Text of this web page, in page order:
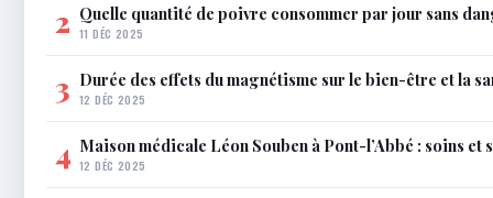
2 Quelle quantité de poivre consommer par jour sans
11 DÉC 2025
3 Durée des effets du magnétisme sur le bien-être et la
12 DÉC 2025
4 Maison médicale Léon Souben à Pont-l’Abbé : soins et
12 DÉC 2025